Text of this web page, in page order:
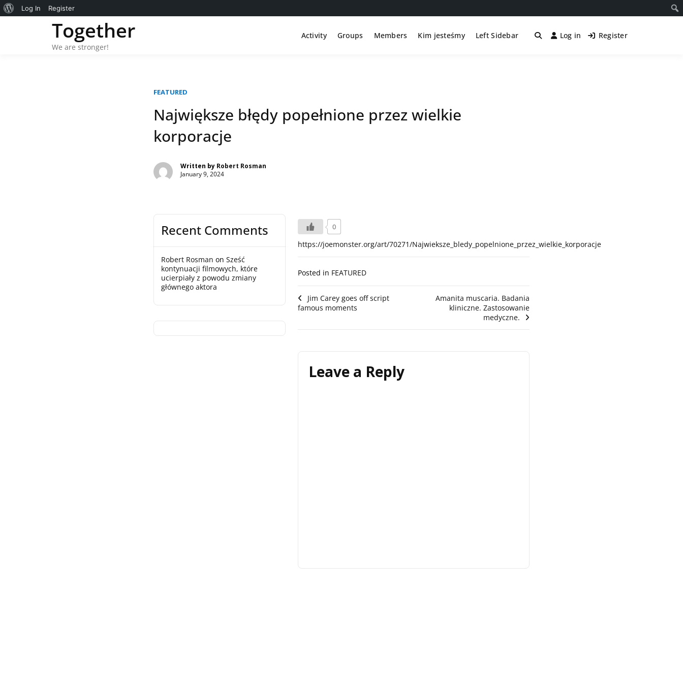
Together
We are stronger!
Activity Groups Members Kim jesteśmy Left Sidebar Log in Register
FEATURED
Największe błędy popełnione przez wielkie
korporacje
Written by Robert Rosman
January 9, 2024
Recent Comments
Robert Rosman on Sześć
kontynuacji filmowych, które
ucierpiały z powodu zmiany
głównego aktora
0
https://joemonster.org/art/70271/Najwieksze_bledy_popelnione_przez_wielkie_korporacje
Posted in FEATURED
Post
Jim Carey goes off script
famous moments
Amanita muscaria. Badania
kliniczne. Zastosowanie
medyczne.
Leave a Reply
About
Log In Register